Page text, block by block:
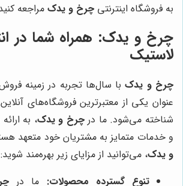
به فروشگاه اینترنتی چرخ و یدک مراجعه
چرخ و یدک: همراه شما در
لاستیک
چرخ و یدکبا سال‌ها تجربه در زمینه
عنوان یکی از معتبرترین فروشگاه‌های
شناخته می‌شود. ما درچرخ و یدک، به
و خدمات متمایز به مشتریان خود متعهد
و یدک، می‌توانید از مزایای زیر بهره‌مند شوید:
تنوع گسترده محصولات: ما در